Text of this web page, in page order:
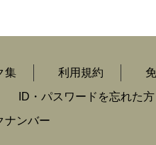
集 利用規約
ID・パスワードを忘れた方
ナンバー